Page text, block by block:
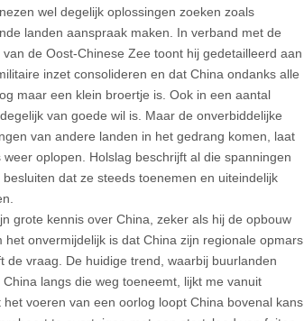
wel degelijk oplossingen zoeken zoals
landen aanspraak maken. In verband met de
de Oost-Chinese Zee toont hij gedetailleerd aan
inzet consolideren en dat China ondanks alle
maar een klein broertje is. Ook in een aantal
van goede wil is. Maar de onverbiddelijke
van andere landen in het gedrang komen, laat
oplopen. Holslag beschrijft al die spanningen
dat ze steeds toenemen en uiteindelijk
grote kennis over China, zeker als hij de opbouw
onvermijdelijk is dat China zijn regionale opmars
vraag. De huidige trend, waarbij buurlanden
langs die weg toeneemt, lijkt me vanuit
voeren van een oorlog loopt China bovenal kans